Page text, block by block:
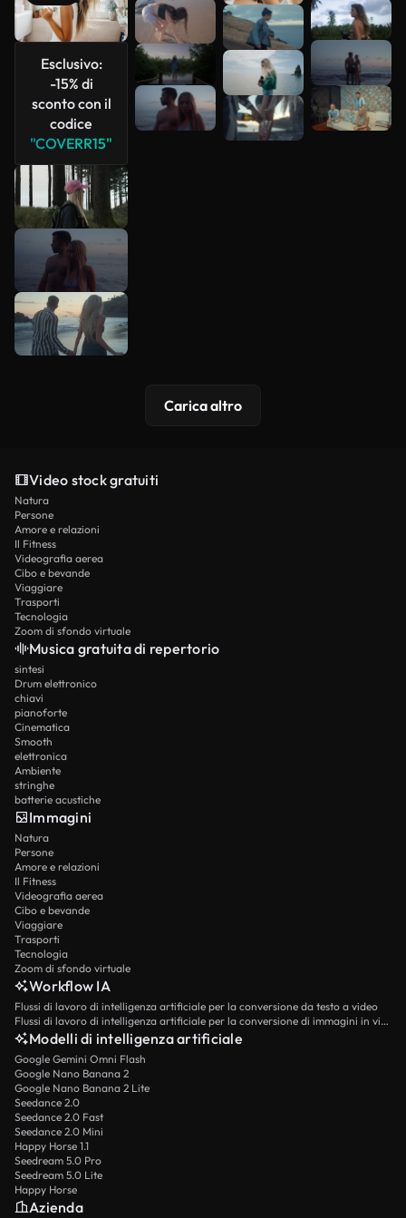
Esclusivo:
-15% di
sconto con il
codice
"COVERR15"
Scopri di
più
Carica altro
Video stock gratuiti
Natura
Persone
Amore e relazioni
Il Fitness
Videografia aerea
Cibo e bevande
Viaggiare
Trasporti
Tecnologia
Zoom di sfondo virtuale
Musica gratuita di repertorio
sintesi
Drum elettronico
chiavi
pianoforte
Cinematica
Smooth
elettronica
Ambiente
stringhe
batterie acustiche
Immagini
Natura
Persone
Amore e relazioni
Il Fitness
Videografia aerea
Cibo e bevande
Viaggiare
Trasporti
Tecnologia
Zoom di sfondo virtuale
Workflow IA
Flussi di lavoro di intelligenza artificiale per la conversione da testo a video
Flussi di lavoro di intelligenza artificiale per la conversione di immagini in video
Modelli di intelligenza artificiale
Google Gemini Omni Flash
Google Nano Banana 2
Google Nano Banana 2 Lite
Seedance 2.0
Seedance 2.0 Fast
Seedance 2.0 Mini
Happy Horse 1.1
Seedream 5.0 Pro
Seedream 5.0 Lite
Happy Horse
Azienda